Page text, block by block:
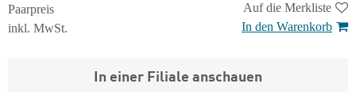
Paarpreis
inkl. MwSt.
Auf die Merkliste
In den Warenkorb
In einer Filiale anschauen